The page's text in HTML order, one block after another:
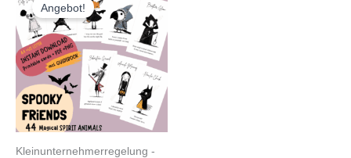
Angebot!
Kleinunternehmerregelung -